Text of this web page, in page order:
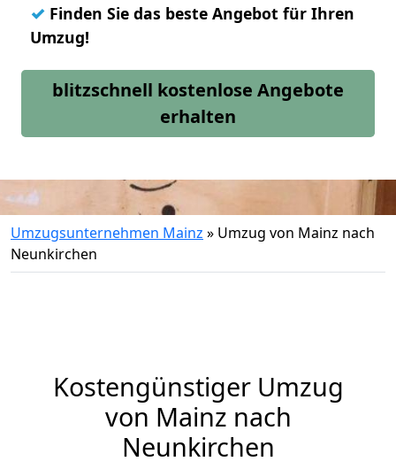
✓ Finden Sie das beste Angebot für Ihren
Umzug!
blitzschnell kostenlose Angebote
erhalten
Umzugsunternehmen Mainz » Umzug von Mainz nach
Neunkirchen
Kostengünstiger Umzug
von Mainz nach
Neunkirchen